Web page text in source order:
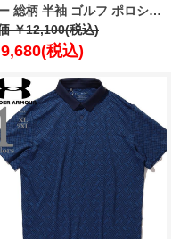
総柄 半袖 ゴルフ ポロシャ
直輸入 um0988-190
￥12,100(税込)
9,680(税込)